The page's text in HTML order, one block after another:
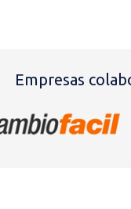
Empresas